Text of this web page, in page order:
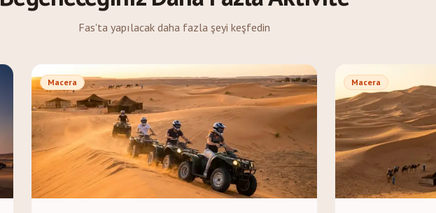
Fas'ta yapılacak daha fazla şeyi keşfedin
Macera Macera